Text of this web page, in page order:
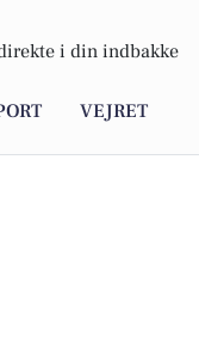
i din indbakke
VEJRET